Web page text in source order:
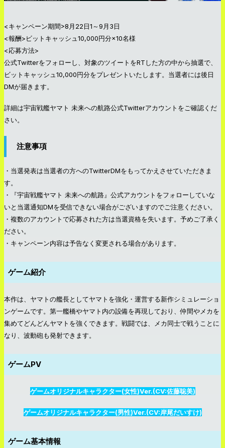
<キャンペーン期間>8月22日1～9月3日
<報酬>ビットキャッシュ10,000円分×10名様
<応募方法>
公式Twitterをフォローし、対象のツイートをRTした方の中から抽選で、
ビットキャッシュ10,000円分をプレゼントいたします。当選者には後日
DMが届きます。
詳細は宇宙戦艦ヤマト 未来への航路公式Twitterアカウントをご確認くだ
さい。
注意事項
・当選発表は当選者の方へのTwitterDMをもってかえさせていただきま
す。
・『宇宙戦艦ヤマト 未来への航路』公式アカウントをフォローしていな
いと当選通知DMを受信できない場合がございますのでご注意ください。
・複数のアカウントで応募された方は当選資格を失います。予めご了承く
ださい。
・キャンペーン内容は予告なく変更される場合があります。
ゲーム紹介
本作は、ヤマトの艦長としてヤマトを強化・運営する新作シミュレーショ
ンゲームです。第一艦橋やヤマト内の設備を再現しており、仲間やメカを
集めてどんどんヤマトを強くできます。戦闘では、メカ同士で戦うことに
なり、波動砲も発射できます。
ゲームPV
ゲームオリジナルキャラクター(女性)Ver.(CV:佐藤聡美)
ゲームオリジナルキャラクター(男性)Ver.(CV:岸尾だいすけ)
ゲーム基本情報